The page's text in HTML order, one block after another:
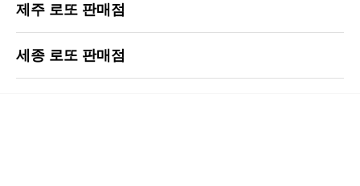
제주 로또 판매점
세종 로또 판매점